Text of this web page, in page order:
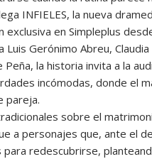
INFIELES, la nueva
exclusiva en Simpleplus
Luis Gerónimo Abreu,
Peña, la historia invita a la
incómodas, donde el
pareja.
sobre el
a personajes que, ante el
redescubrirse,